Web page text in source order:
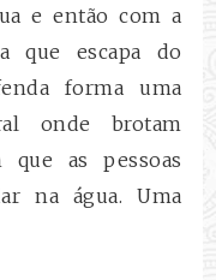
e entãocom a
que escapa do
forma uma
onde brotam
as pessoas
na água. Uma